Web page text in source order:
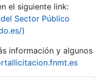
el siguiente link:
Sector Público
)
información y algunos